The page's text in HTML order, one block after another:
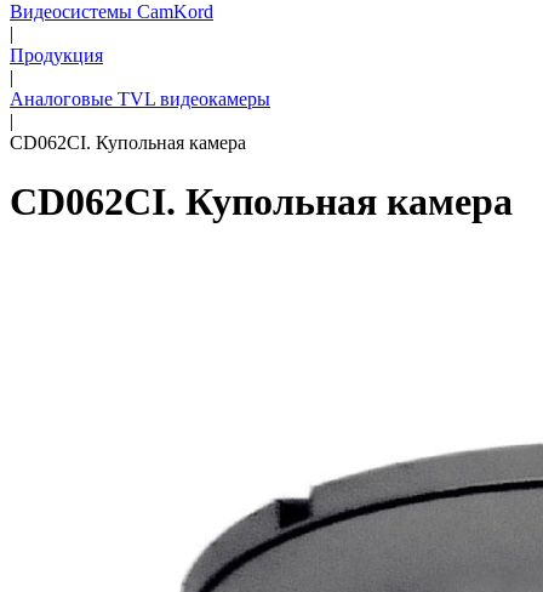
Видеосистемы CamKord
|
Продукция
|
Аналоговые TVL видеокамеры
|
CD062CI. Купольная камера
CD062CI. Купольная камера